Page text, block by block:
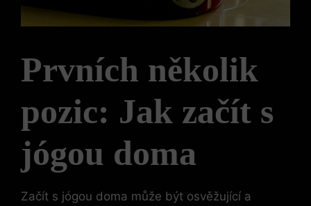
Prvních několik
pozic: Jak začít s
jógou doma
Začít s jógou doma může být osvěžující a